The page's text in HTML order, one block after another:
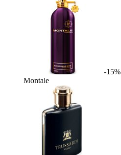
-15%
Montale